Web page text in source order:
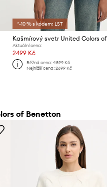
*-10 % s kódem: LST
Aktuální cena:
2499 Kč
Běžná cena: 4599 Kč
Nejnižší cena: 2699 Kč
of Benetton